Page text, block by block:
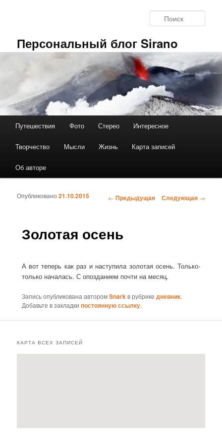
Персональный блог Sirano
Главное меню
Путешествия Фото Стерео Интересное
Творчество Мысли Жизнь Карта записей
Об авторе
Навигация по записям
← Предыдущая Следующая →
Золотая осень
Опубликовано21.10.2015
А вот теперь как раз и наступила золотая осень. Только-
только началась. С опозданием почти на месяц.
Запись опубликована авторомSnark в рубрике дневник.
Добавьте в закладки постоянную ссылку.
КАРТА ВСЕХ ЗАПИСЕЙ